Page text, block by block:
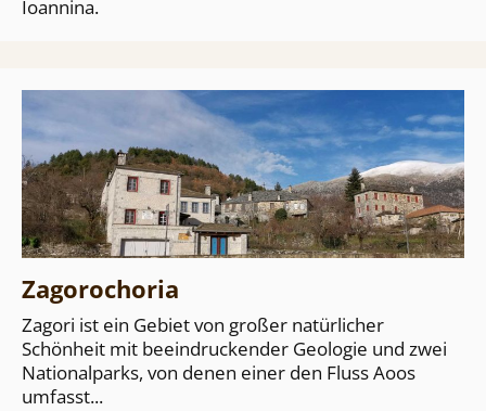
Ioannina.
Zagorochoria
Zagori ist ein Gebiet von großer natürlicher
Schönheit mit beeindruckender Geologie und zwei
Nationalparks, von denen einer den Fluss Aoos
umfasst...